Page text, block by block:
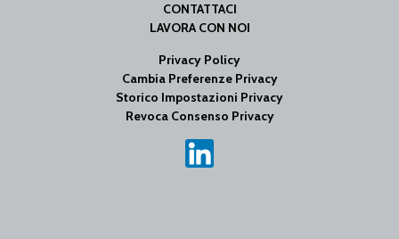
CONTATTACI
LAVORA CON NOI
Privacy Policy
Cambia Preferenze Privacy
Storico Impostazioni Privacy
Revoca Consenso Privacy